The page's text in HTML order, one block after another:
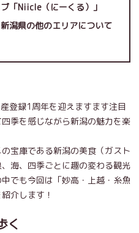
「Niicle（にーくる）」
潟県の他のエリアについて
登録1周年を迎えますます注目
季を感じながら新潟の魅力を楽
宝庫である新潟の美食（ガスト
海、四季ごとに趣の変わる観光
でも今回は「妙高・上越・糸魚
介します！
く